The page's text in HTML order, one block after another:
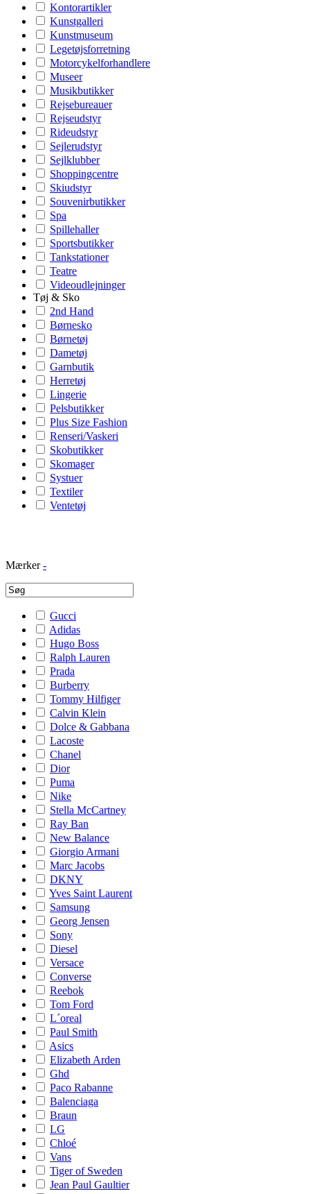
Kontorartikler
Kunstgalleri
Kunstmuseum
Legetøjsforretning
Motorcykelforhandlere
Museer
Musikbutikker
Rejsebureauer
Rejseudstyr
Rideudstyr
Sejlerudstyr
Sejlklubber
Shoppingcentre
Skiudstyr
Souvenirbutikker
Spa
Spillehaller
Sportsbutikker
Tankstationer
Teatre
Videoudlejninger
Tøj & Sko
2nd Hand
Børnesko
Børnetøj
Dametøj
Garnbutik
Herretøj
Lingerie
Pelsbutikker
Plus Size Fashion
Renseri/Vaskeri
Skobutikker
Skomager
Systuer
Textiler
Ventetøj
Mærker -
Gucci
Adidas
Hugo Boss
Ralph Lauren
Prada
Burberry
Tommy Hilfiger
Calvin Klein
Dolce & Gabbana
Lacoste
Chanel
Dior
Puma
Nike
Stella McCartney
Ray Ban
New Balance
Giorgio Armani
Marc Jacobs
DKNY
Yves Saint Laurent
Samsung
Georg Jensen
Sony
Diesel
Versace
Converse
Reebok
Tom Ford
L´oreal
Paul Smith
Asics
Elizabeth Arden
Ghd
Paco Rabanne
Balenciaga
Braun
LG
Chloé
Vans
Tiger of Sweden
Jean Paul Gaultier